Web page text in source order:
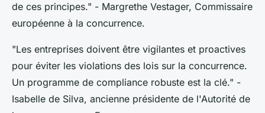
de ces principes." - Margrethe Vestager, Commissaire
européenne à la concurrence.
"Les entreprises doivent être vigilantes et proactives
pour éviter les violations des lois sur la concurrence.
Un programme de compliance robuste est la clé." -
Isabelle de Silva, ancienne présidente de l'Autorité de